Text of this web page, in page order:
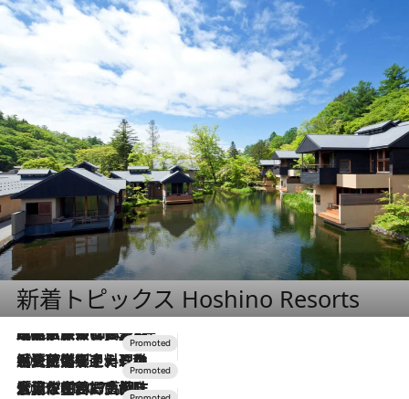
新着トピックス Hoshino Resorts
2026.7.31
【ホテル帰省】という選択肢をOMOが提案。家族とほどよい距離を保つには「昼は実家、夜は気兼ねなくホテルで！」
2026.7.24
【夏限定ディナーコース】旬を迎える稚鮎や花ズッキーニなどをイタリア・トスカーナの郷土料理の手法で満喫！
2026.7.17
「土佐和ハーブかき氷」がOMO7高知に登場！生姜、山椒、大葉など目にも舌にも涼を呼ぶ郷土の味